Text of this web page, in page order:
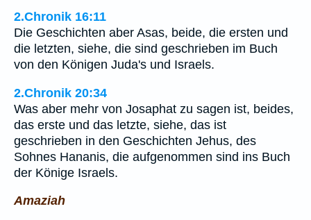
2.Chronik 16:11
Die Geschichten aber Asas, beide, die ersten und
die letzten, siehe, die sind geschrieben im Buch
von den Königen Juda's und Israels.
2.Chronik 20:34
Was aber mehr von Josaphat zu sagen ist, beides,
das erste und das letzte, siehe, das ist
geschrieben in den Geschichten Jehus, des
Sohnes Hananis, die aufgenommen sind ins Buch
der Könige Israels.
Amaziah